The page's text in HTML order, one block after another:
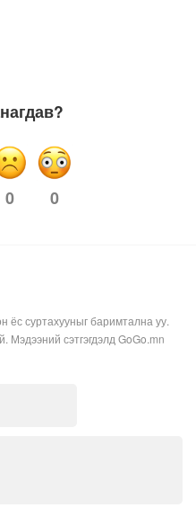
0 0
ёс суртахууныг баримтална уу.
Мэдээний сэтгэгдэлд GoGo.mn